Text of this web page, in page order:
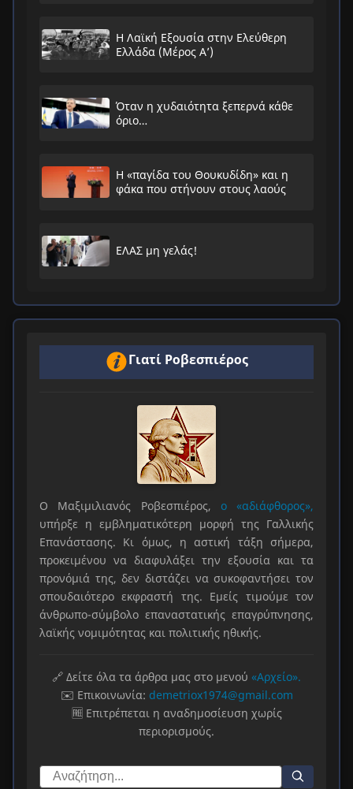
Η Λαϊκή Εξουσία στην Ελεύθερη
Ελλάδα (Μέρος Α’)
Όταν η χυδαιότητα ξεπερνά κάθε
όριο…
Η «παγίδα του Θουκυδίδη» και η
φάκα που στήνουν στους λαούς
ΕΛΑΣ μη γελάς!
Γιατί Ροβεσπιέρος
Ο Μαξιμιλιανός Ροβεσπιέρος, ο «αδιάφθορος»,
υπήρξε η εμβληματικότερη μορφή της Γαλλικής
Επανάστασης. Κι όμως, η αστική τάξη σήμερα,
προκειμένου να διαφυλάξει την εξουσία και τα
προνόμιά της, δεν διστάζει να συκοφαντήσει τον
σπουδαιότερο εκφραστή της. Εμείς τιμούμε τον
άνθρωπο-σύμβολο επαναστατικής επαγρύπνησης,
λαϊκής νομιμότητας και πολιτικής ηθικής.
🔗 Δείτε όλα τα άρθρα μας στο μενού «Αρχείο».
✉️ Επικοινωνία: demetriox1974@gmail.com
🆓 Επιτρέπεται η αναδημοσίευση χωρίς
περιορισμούς.